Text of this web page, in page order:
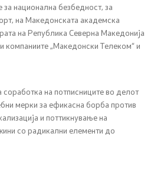
за национална безбедност, за
на Македонската академска
на Република Северна Македонија
компаниите „Македонски Телеком“ и
на потписниците во делот
мерки за ефикасна борба против
и поттикнување на
со радикални елементи до